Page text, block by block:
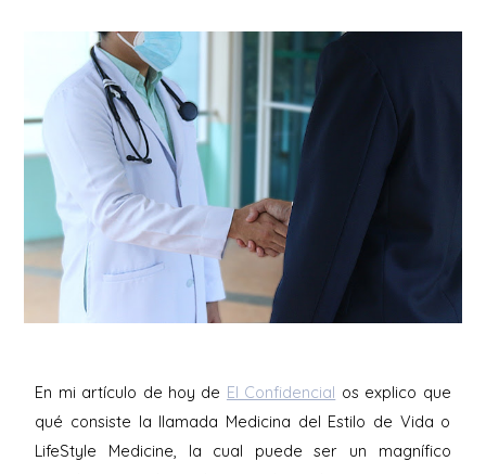
En mi artículo de hoy de El Confidencial os explico que
qué consiste la llamada Medicina del Estilo de Vida o
LifeStyle Medicine, la cual puede ser un magnífico